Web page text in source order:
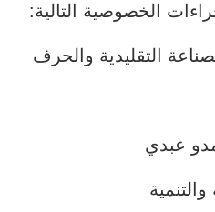
الخصوصية التالية:
التقليدية والحرف
عبدي